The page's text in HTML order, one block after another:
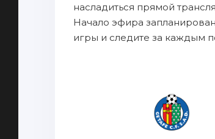
насладиться прямой
Начало эфира
игры и следите за каждым